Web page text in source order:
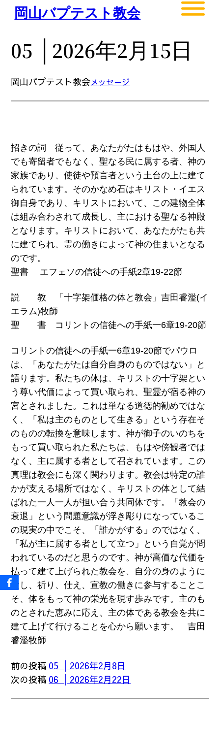
岡山バプテスト教会
05 │2026年2月15日
岡山バプテスト教会メッセージ
招きの詞 従って、あなたがたはもはや、外国人
でも寄留者でもなく、聖なる民に属する者、神の
家族であり、使徒や預言者という土台の上に建て
られています。そのかなめ石はキリスト・イエス
御自身であり、キリストにおいて、この建物全体
は組み合わされて成長し、主における聖なる神殿
となります。キリストにおいて、あなたがたも共
に建てられ、霊の働きによって神の住まいとなる
のです。
聖書 エフェソの信徒への手紙2章19-22節
説 教 「十字架価格の体と教会」吉田睿濫(イ
エラム)牧師
聖 書 コリントの信徒への手紙一6章19-20節
コリントの信徒への⼿紙⼀6章19-20節でパウロ
は、「あなたがたは⾃分⾃⾝のものではない」と
語ります。私たちの体は、キリストの⼗字架とい
う尊い代価によって買い取られ、聖霊が宿る神の
宮とされました。これは単なる道徳的勧めではな
く、「私は主のものとして⽣きる」という存在そ
のものの転換を意味します。神が御⼦のいのちを
もって買い取られた私たちは、もはや傍観者では
なく、主に属する者として召されています。この
真理は教会にも深く関わります。教会は特定の誰
かが⽀える場所ではなく、キリストの体として結
ばれた⼀⼈⼀⼈が担い合う共同体です。「教会の
衰退」という問題意識が浮き彫りになっているこ
の現実の中でこそ、「誰かがする」のではなく、
「私が主に属する者として⽴つ」という⾃覚が問
われているのだと思うのです。神が⾼価な代価を
払って建て上げられた教会を、⾃分の⾝のように
愛し、祈り、仕え、宣教の働きに参与することこ
そ、体をもって神の栄光を現す歩みです。主のも
のとされた恵みに応え、主の体である教会を共に
建て上げて⾏けることを⼼から願います。 吉田
睿濫牧師
前の投稿 05 │2026年2月8日
次の投稿 06 │2026年2月22日